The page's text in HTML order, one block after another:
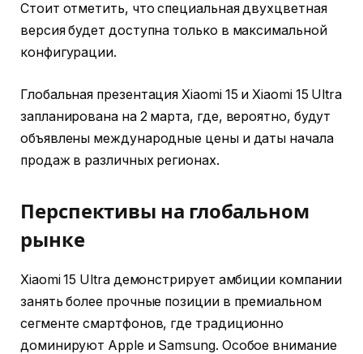
Стоит отметить, что специальная двухцветная
версия будет доступна только в максимальной
конфигурации.
Глобальная презентация Xiaomi 15 и Xiaomi 15 Ultra
запланирована на 2 марта, где, вероятно, будут
объявлены международные цены и даты начала
продаж в различных регионах.
Перспективы на глобальном
рынке
Xiaomi 15 Ultra демонстрирует амбиции компании
занять более прочные позиции в премиальном
сегменте смартфонов, где традиционно
доминируют Apple и Samsung. Особое внимание